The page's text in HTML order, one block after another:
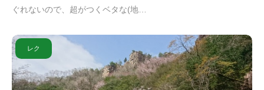
ぐれないので、超がつくベタな(地…
レク